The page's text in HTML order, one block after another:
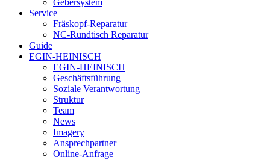
Gebersystem
Service
Fräskopf-Reparatur
NC-Rundtisch Reparatur
Guide
EGIN-HEINISCH
EGIN-HEINISCH
Geschäftsführung
Soziale Verantwortung
Struktur
Team
News
Imagery
Ansprechpartner
Online-Anfrage